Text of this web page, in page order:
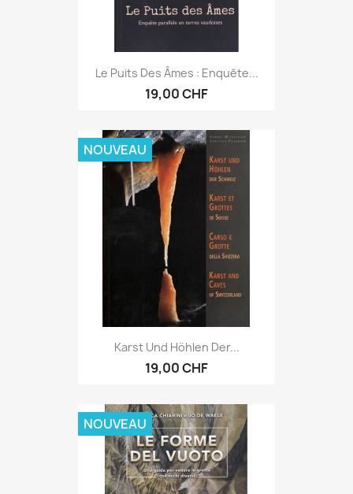
Le Puits Des Âmes : Enquête...
19,00 CHF
Karst Und Höhlen Der...
19,00 CHF
NOUVEAU
NOUVEAU